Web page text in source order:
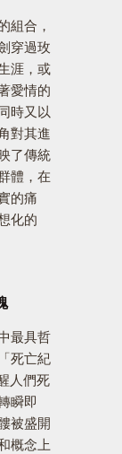
組合，
穿過玫
涯，或
愛情的
時又以
對其進
了傳統
體，在
的痛
化的
最具哲
死亡紀
人們死
瞬即
被盛開
概念上